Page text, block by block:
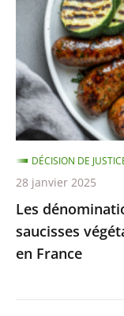
steaks
soja
»,
«
saucisses
végétales
»…
peuvent
être
utilisées
en
Les
saucisses
en France
DÉCISION DE
28 janvier 2025